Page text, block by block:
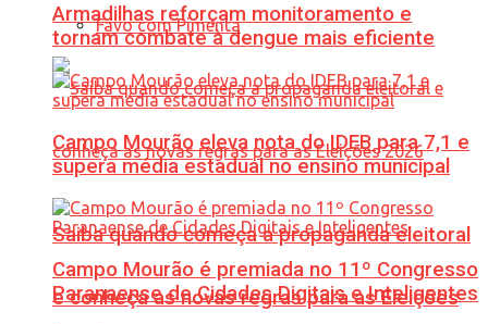
Favo com Pimenta
Saiba quando começa a propaganda eleitoral
e conheça as novas regras para as Eleições
Armadilhas reforçam monitoramento e
tornam combate à dengue mais eficiente
Campo Mourão eleva nota do IDEB para 7,1 e
supera média estadual no ensino municipal
Campo Mourão é premiada no 11º Congresso
Paranaense de Cidades Digitais e Inteligentes